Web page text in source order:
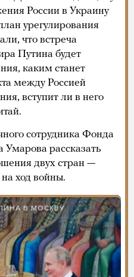
России в Украину
урегулирования
что встреча
Путина будет
каким станет
между Россией
вступит ли в него
сотрудника Фонда
Умарова рассказать
двух стран —
ход войны.
В МОСКВУ